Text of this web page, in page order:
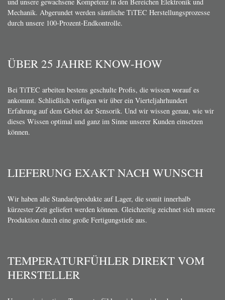
Mechanik. Abgerundet werden sämtliche TiTEC Herstellungsprozesse
durch unsere 100-Prozent-Endkontrolle.
ÜBER 25 JAHRE KNOW-HOW
Bei TiTEC arbeiten bestens geschulte Profis, die wissen worauf es
ankommt. Schließlich verfügen wir über ein Vierteljahrhundert
Erfahrung auf dem Gebiet der Sensorik. Und wir wissen genau, wie wir
dieses Wissen optimal und ganz im Sinne unserer Kunden einsetzen
können.
LIEFERUNG EXAKT NACH WUNSCH
Wir haben alle Standardprodukte auf Lager, die somit innerhalb
kürzester Zeit geliefert werden können. Gleichzeitig zeichnet sich unsere
Produktion durch eine große Fertigungstiefe aus.
TEMPERATURFÜHLER DIREKT VOM
HERSTELLER